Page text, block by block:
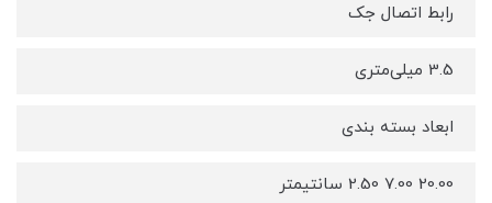
رابط اتصال جک
3.5 میلی‌متری
ابعاد بسته بندی
20.00 7.00 2.50 سانتیمتر